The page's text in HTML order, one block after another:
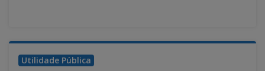
Utilidade Pública